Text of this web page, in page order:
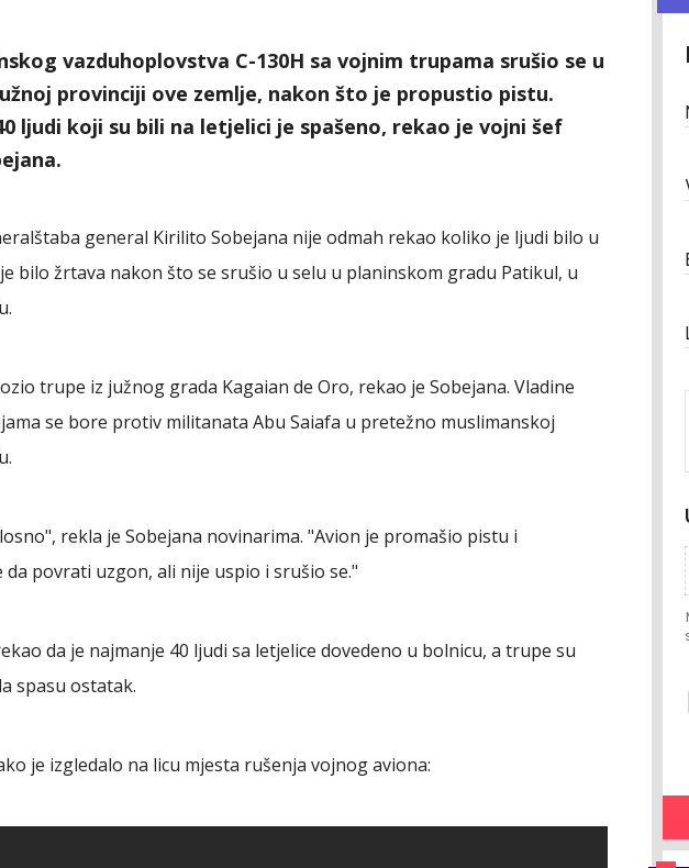
vazduhoplovstva C-130H sa vojnim trupama srušio se u
provinciji ove zemlje, nakon što je propustio pistu.
ljudi koji su bili na letjelici je spašeno, rekao je vojni šef
general Kirilito Sobejana nije odmah rekao koliko je ljudi bilo u
bilo žrtava nakon što se srušio u selu u planinskom gradu Patikul, u
trupe iz južnog grada Kagaian de Oro, rekao je Sobejana. Vladine
se bore protiv militanata Abu Saiafa u pretežno muslimanskoj
rekla je Sobejana novinarima. "Avion je promašio pistu i
da povrati uzgon, ali nije uspio i srušio se."
da je najmanje 40 ljudi sa letjelice dovedeno u bolnicu, a trupe su
spasu ostatak.
je izgledalo na licu mjesta rušenja vojnog aviona: